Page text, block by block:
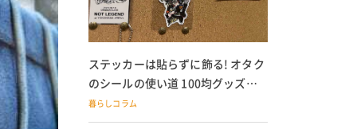
ステッカーは貼らずに飾る! オタク
のシールの使い道 100均グッズで
の飾り方も
暮らしコラム